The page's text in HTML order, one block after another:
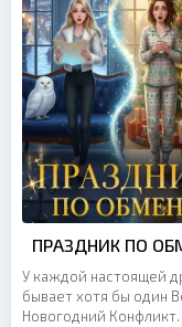
ПРАЗДНИК ПО
У каждой настоящей
бывает хотя бы один
Новогодний Конфликт.